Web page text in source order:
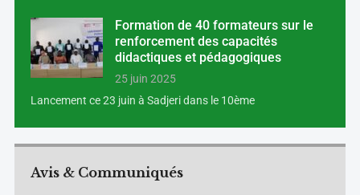
Formation de 40 formateurs sur le
renforcement des capacités
didactiques et pédagogiques
25 juin 2025
Lancement ce 23 juin à Sadjeri dans le 10ème
Avis & Communiqués